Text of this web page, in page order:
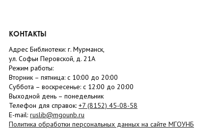
КОНТАКТЫ
Адрес Библиотеки: г. Мурманск,
ул. Софьи Перовской, д. 21А
Режим работы:
Вторник – пятница: с 10:00 до 20:00
Суббота – воскресенье: c 12:00 до 20:00
Выходной день – понедельник
Телефон для справок: +7 (8152) 45-08-58
E-mail: ruslib@mgounb.ru
Политика обработки персональных данных на сайте МГОУНБ